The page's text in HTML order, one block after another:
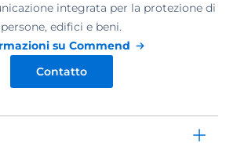
integrata per la protezione di
persone, edifici e beni.
su Commend
Contatto